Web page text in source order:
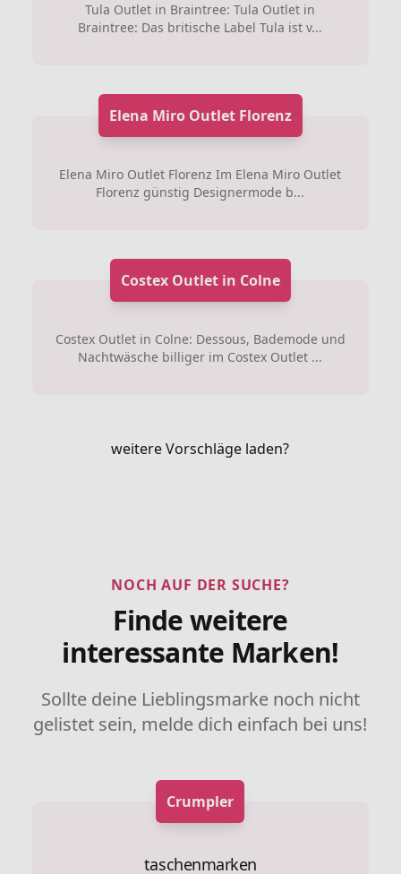
Tula Outlet in Braintree: Tula Outlet in
Braintree: Das britische Label Tula ist v...
Elena Miro Outlet Florenz
Elena Miro Outlet Florenz Im Elena Miro Outlet
Florenz günstig Designermode b...
Costex Outlet in Colne
Costex Outlet in Colne: Dessous, Bademode und
Nachtwäsche billiger im Costex Outlet ...
weitere Vorschläge laden?
NOCH AUF DER SUCHE?
Finde weitere
interessante Marken!
Sollte deine Lieblingsmarke noch nicht
gelistet sein, melde dich einfach bei uns!
Crumpler
taschenmarken